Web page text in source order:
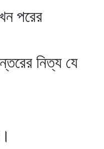
পরের
নিত্য যে